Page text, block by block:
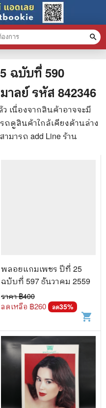
ฉบับที่ 590
าลย์รหัส 842346
เนื่องจากสินค้าอาจจะมี
ดูสินค้าใกล้เคียงด้านล่าง
มารถ add Line ร้าน
พลอยแกมเพชร ปีที่ 25
ฉบับที่ 597 ธันวาคม 2559
ราคา ฿400
ลดเหลือ ฿260 ลด35%
shopping_cart
search
นค้า